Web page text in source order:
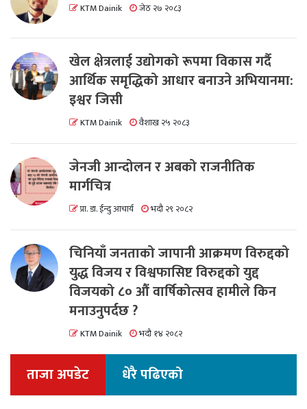
KTM Dainik जेठ २७ २०८३
खेल क्षेत्रलाई उद्योगको रूपमा विकास गर्दै
आर्थिक समृद्धिको आधार बनाउने अभियानमा:
इश्वर जिसी
KTM Dainik वैशाख २५ २०८३
जेनजी आन्दोलन र अबको राजनीतिक
मार्गचित्र
प्रा. डा. ईन्दु आचार्य भदौ २९ २०८२
चिनियाँ जनताको जापानी आक्रमण विरुद्दको
युद्ध विजय र विश्वफासिष्ट विरुद्दको युद्द
विजयको ८० औं वार्षिकोत्सव हामीले किन
मनाउनुपर्दछ ?
KTM Dainik भदौ १४ २०८२
ताजा अपडेट धेरै पढिएको